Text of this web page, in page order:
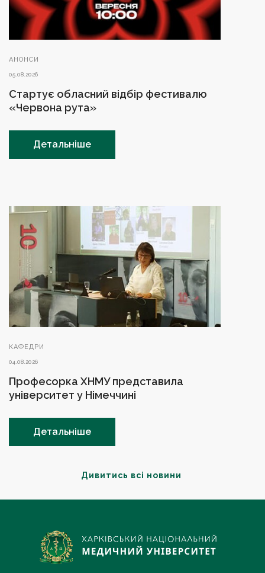
Дивитись всі новини
АНОНСИ
05.08.2026
Стартує обласний відбір фестивалю
«Червона рута»
Детальніше
КАФЕДРИ
04.08.2026
Професорка ХНМУ представила
університет у Німеччині
Детальніше